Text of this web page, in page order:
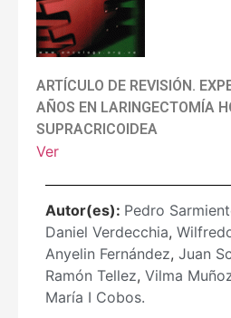
ARTÍCULO DE REVISIÓN.
AÑOS EN LARINGECTOMÍA
SUPRACRICOIDEA
Ver
Autor(es): Pedro
Daniel Verdecchia,
Anyelin Fernández, Juan
Ramón Tellez, Vilma
María I Cobos.